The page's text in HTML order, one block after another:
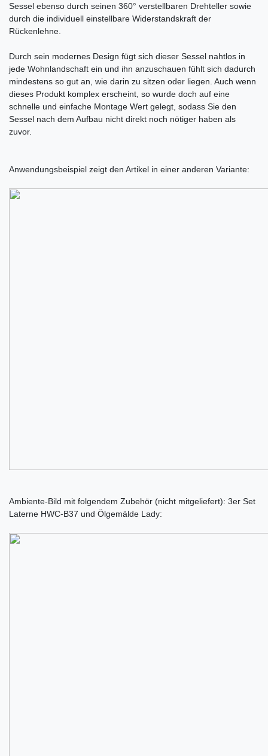
Sessel ebenso durch seinen 360° verstellbaren Drehteller sowie
durch die individuell einstellbare Widerstandskraft der
Rückenlehne.
Durch sein modernes Design fügt sich dieser Sessel nahtlos in
jede Wohnlandschaft ein und ihn anzuschauen fühlt sich dadurch
mindestens so gut an, wie darin zu sitzen oder liegen. Auch wenn
dieses Produkt komplex erscheint, so wurde doch auf eine
schnelle und einfache Montage Wert gelegt, sodass Sie den
Sessel nach dem Aufbau nicht direkt noch nötiger haben als
zuvor.
Anwendungsbeispiel zeigt den Artikel in einer anderen Variante:
Ambiente-Bild mit folgendem Zubehör (nicht mitgeliefert): 3er Set
Laterne HWC-B37 und Ölgemälde Lady: